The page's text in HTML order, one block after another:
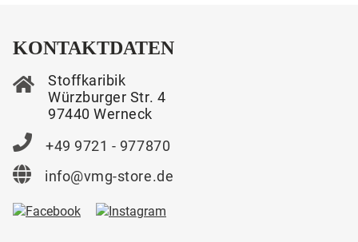
KONTAKTDATEN
Stoffkaribik
Würzburger Str. 4
97440 Werneck
+49 9721 - 977870
info@vmg-store.de